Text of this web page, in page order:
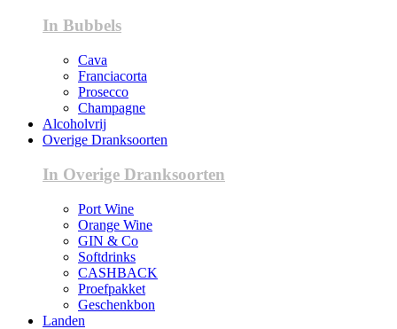
In Bubbels
Cava
Franciacorta
Prosecco
Champagne
Alcoholvrij
Overige Dranksoorten
In Overige Dranksoorten
Port Wine
Orange Wine
GIN & Co
Softdrinks
CASHBACK
Proefpakket
Geschenkbon
Landen